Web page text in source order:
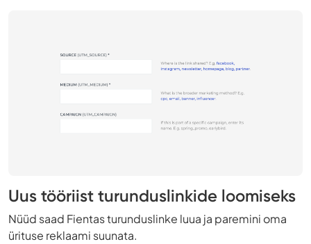
Uus tööriist turunduslinkide loomiseks
Nüüd saad Fientas turunduslinke luua ja paremini oma
ürituse reklaami suunata.